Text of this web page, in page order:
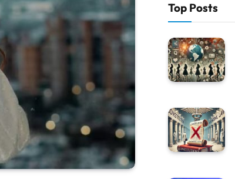
Top Posts